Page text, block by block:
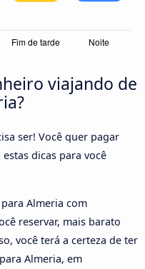
viajando de
ser! Você quer pagar
dicas para você
Almeria com
reservar, mais barato
você terá a certeza de ter
Almeria, em